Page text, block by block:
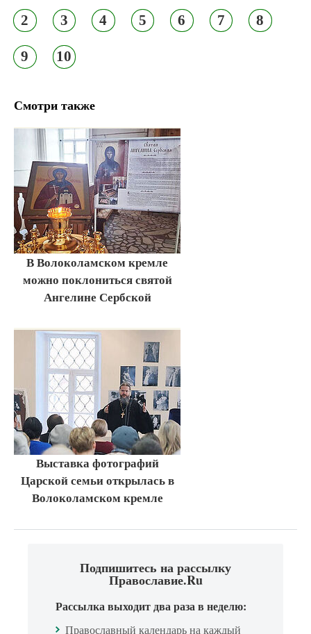
2 3 4 5 6 7 8
9 10
Смотри также
В Волоколамском кремле
можно поклониться святой
Ангелине Сербской
Выставка фотографий
Царской семьи открылась в
Волоколамском кремле
Подпишитесь на рассылку
Православие.Ru
Рассылка выходит два раза в неделю:
Православный календарь на каждый